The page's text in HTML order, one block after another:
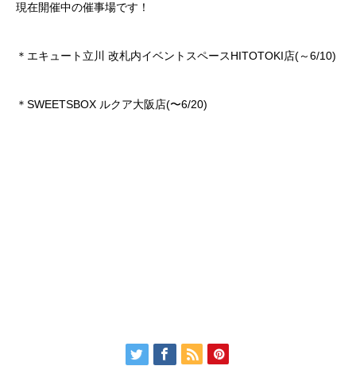
現在開催中の催事場です！
＊エキュート立川 改札内イベントスペースHITOTOKI店(～6/10)
＊SWEETSBOX ルクア大阪店(〜6/20)